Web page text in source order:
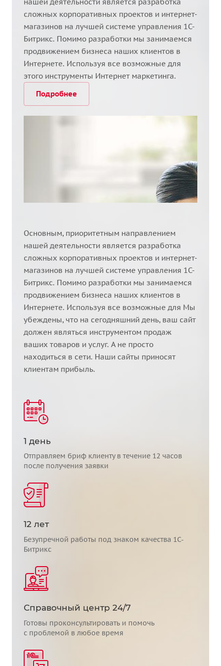
нашей деятельности является разработка
сложных корпоративных проектов и интернет-
магазинов на лучшей системе управления 1С-
Битрикс. Помимо разработки мы занимаемся
продвижением бизнеса наших клиентов в
Интернете. Используя все возможные для
этого инструменты Интернет маркетинга.
Подробнее
Основным, приоритетным направлением
нашей деятельности является разработка
сложных корпоративных проектов и интернет-
магазинов на лучшей системе управления 1С-
Битрикс. Помимо разработки мы занимаемся
продвижением бизнеса наших клиентов в
Интернете. Используя все возможные для Мы
убеждены, что на сегодняшний день, ваш сайт
должен являться инструментом продаж
ваших товаров и услуг. А не просто
находиться в сети. Наши сайты приносят
клиентам прибыль.
1 день
Отправляем бриф клиенту в течение 12 часов
после получения заявки
12 лет
Безупречной работы под знаком качества 1С-
Битрикс
Справочный центр 24/7
Готовы проконсультировать и помочь
с проблемой в любое время